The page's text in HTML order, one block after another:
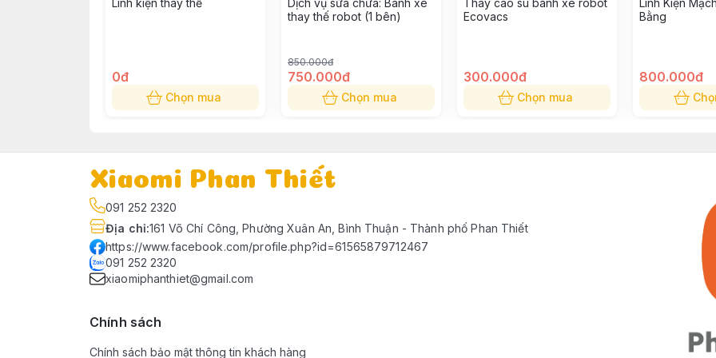
Linh kiện thay thế
0đ
Chọn mua
Dịch vụ sửa chữa: Bánh xe
thay thế robot (1 bên)
850.000đ
750.000đ
Chọn mua
Thay cao su bánh xe robot
Ecovacs
300.000đ
Chọn mua
Linh Kiện
Bằng
800.000đ
Xiaomi Phan Thiết
091 252 2320
Địa chỉ:161 Võ Chí Công, Phường Xuân An, Bình Thuận - Thành phố Phan Thiết
https://www.facebook.com/profile.php?id=61565879712467
091 252 2320
xiaomiphanthiet@gmail.com
Chính sách
Chính sách bảo mật thông tin khách hàng